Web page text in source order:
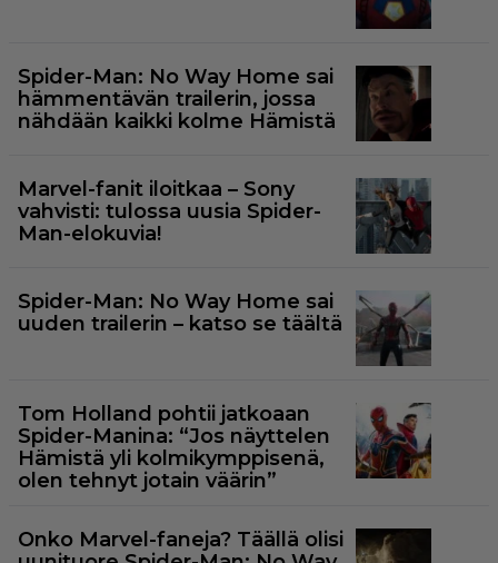
Spider-Man: No Way Home sai
hämmentävän trailerin, jossa
nähdään kaikki kolme Hämistä
Marvel-fanit iloitkaa – Sony
vahvisti: tulossa uusia Spider-
Man-elokuvia!
Spider-Man: No Way Home sai
uuden trailerin – katso se täältä
Tom Holland pohtii jatkoaan
Spider-Manina: “Jos näyttelen
Hämistä yli kolmikymppisenä,
olen tehnyt jotain väärin”
Onko Marvel-faneja? Täällä olisi